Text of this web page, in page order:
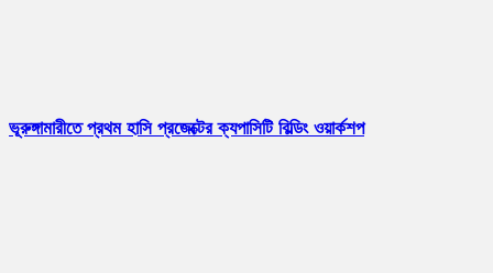
ভূরুঙ্গামারীতে প্রথম হাসি প্রজেক্টের ক্যপাসিটি বিল্ডিং ওয়ার্কশপ